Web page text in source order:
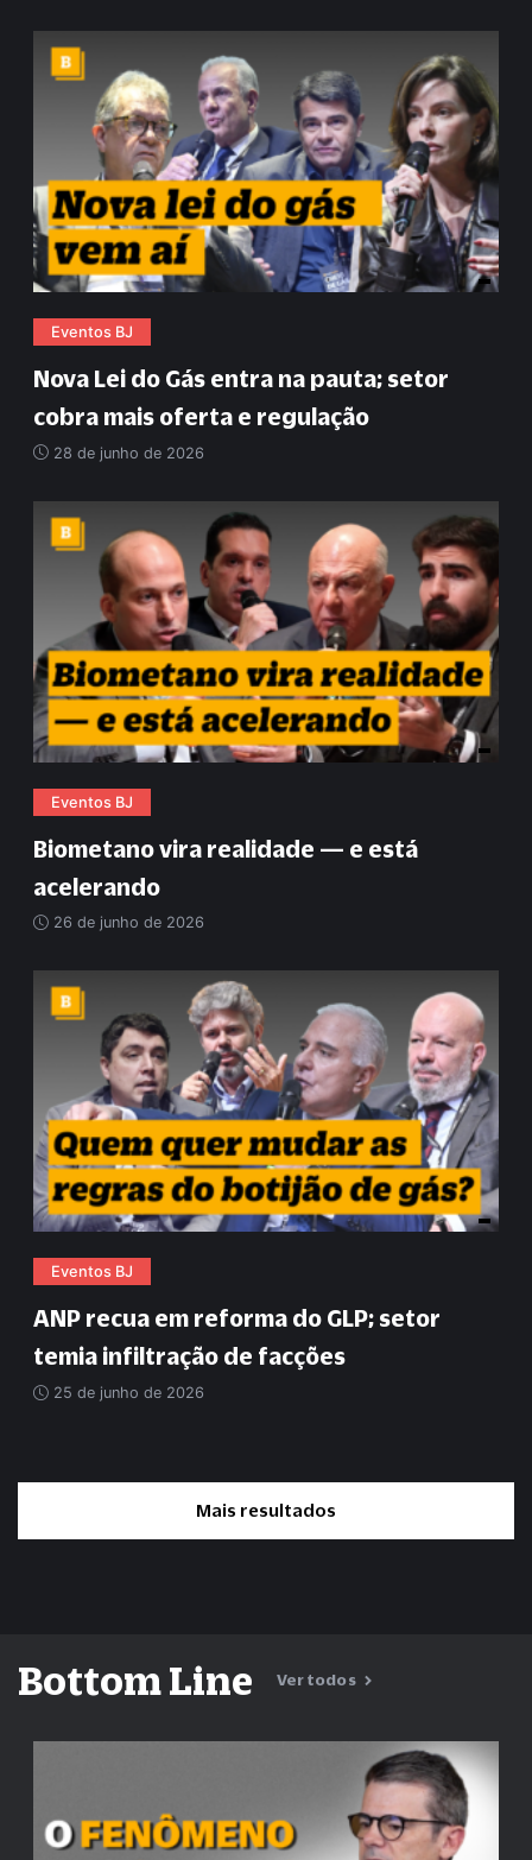
Eventos BJ
Nova Lei do Gás entra na pauta; setor
cobra mais oferta e regulação
28 de junho de 2026
Eventos BJ
Biometano vira realidade — e está
acelerando
26 de junho de 2026
Eventos BJ
ANP recua em reforma do GLP; setor
temia infiltração de facções
25 de junho de 2026
Mais resultados
Bottom Line Ver todos